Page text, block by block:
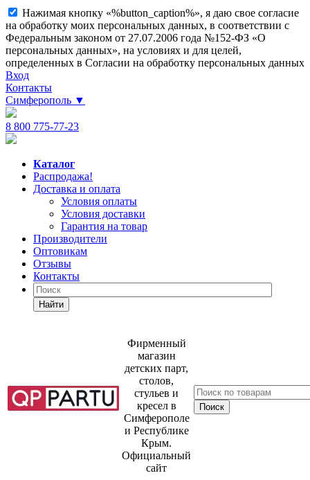
Нажимая кнопку «%button_caption%», я даю свое согласие
на обработку моих персональных данных, в соответствии с
Федеральным законом от 27.07.2006 года №152-ФЗ «О
персональных данных», на условиях и для целей,
определенных в Согласии на обработку персональных данных
Вход
Контакты
Симферополь ▼
8 800 775-77-23
Каталог
Распродажа!
Доставка и оплата
Условия оплаты
Условия доставки
Гарантия на товар
Производители
Оптовикам
Отзывы
Контакты
Найти
Фирменный
магазин
детских парт,
столов,
стульев и
кресел в
Симферополе
и Республике
Крым.
Официальный
сайт